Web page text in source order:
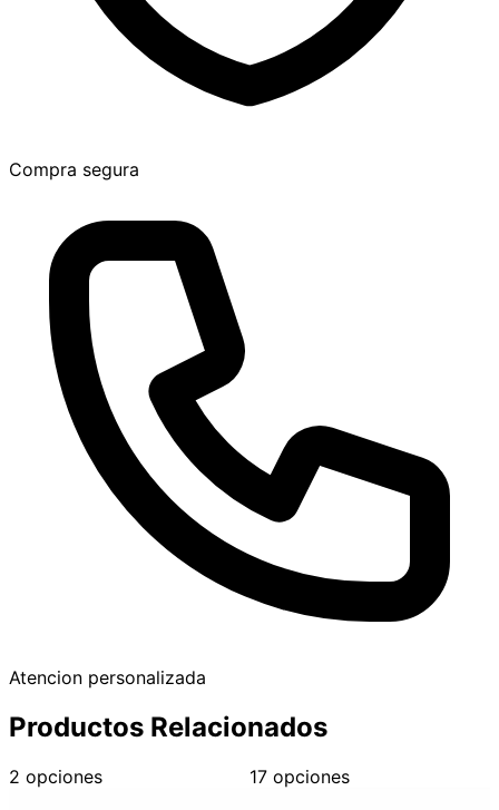
Compra segura
Atencion personalizada
Productos Relacionados
2 opciones 17 opciones